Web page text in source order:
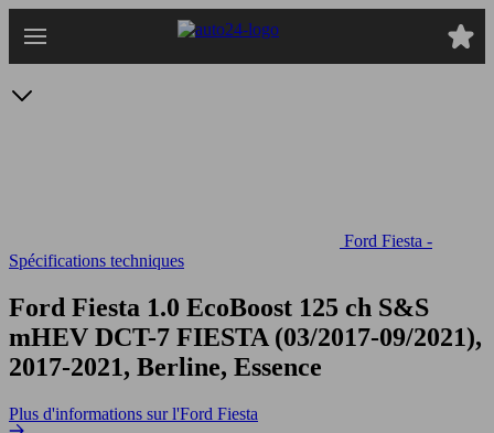
au
Ford Fiesta -
Spécifications techniques
Ford Fiesta 1.0 EcoBoost 125 ch S&S
mHEV DCT-7 FIESTA (03/2017-09/2021),
2017-2021, Berline, Essence
Plus d'informations sur l'Ford Fiesta